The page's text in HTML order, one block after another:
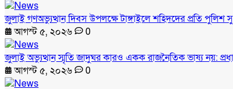
জুলাই গণঅভ্যুত্থান দিবস উপলক্ষে টাঙ্গাইলে শহিদদের প্রতি পুলিশ
আগস্ট ৫, ২০২৬
0
জুলাই অভ্যুত্থান স্মৃতি জাদুঘর কারও একক রাজনৈতিক ভাষ্য নয়:
আগস্ট ৫, ২০২৬
0